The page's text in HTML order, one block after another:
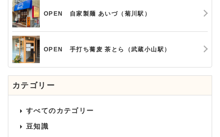
OPEN 自家製麺 あいづ（菊川駅）
OPEN 手打ち蕎麦 茶とら（武蔵小山駅）
カテゴリー
すべてのカテゴリー
豆知識